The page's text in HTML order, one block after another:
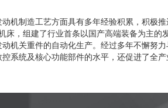
机制造工艺方面具有多年经验积累，积极
床 ，组建了行业首条以国产高端装备为主的
机关重件的自动化生产。经过多年不懈努
系统及核心功能部件的水平，还促进了全